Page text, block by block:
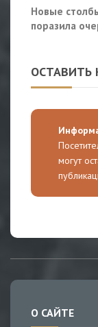
Новые
поразила
ОСТАВИТЬ
могут
О САЙТЕ